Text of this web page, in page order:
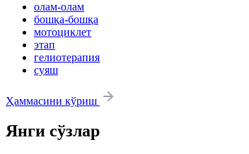
олам-олам
бошқа-бошқа
мотоциклет
этап
гелиотерапия
суяш
Ҳаммасини кўриш
Янги сўзлар